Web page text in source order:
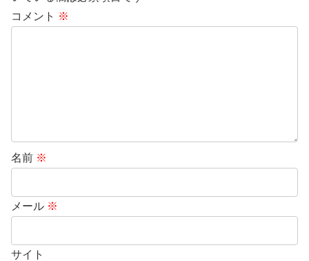
コメント ※
名前 ※
メール ※
サイト